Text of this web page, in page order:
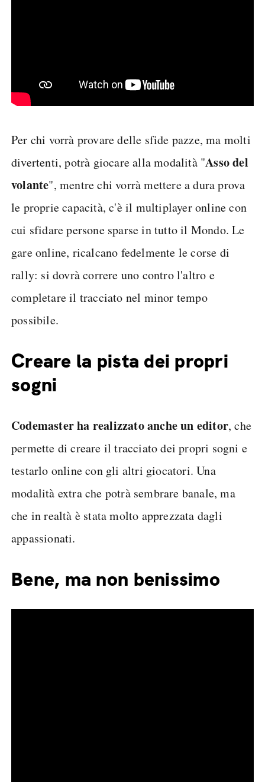
Per chi vorrà provare delle sfide pazze, ma molti
divertenti, potrà giocare alla modalità "Asso del
volante", mentre chi vorrà mettere a dura prova
le proprie capacità, c'è il multiplayer online con
cui sfidare persone sparse in tutto il Mondo. Le
gare online, ricalcano fedelmente le corse di
rally: si dovrà correre uno contro l'altro e
completare il tracciato nel minor tempo
possibile.
Creare la pista dei propri
sogni
Codemaster ha realizzato anche un editor, che
permette di creare il tracciato dei propri sogni e
testarlo online con gli altri giocatori. Una
modalità extra che potrà sembrare banale, ma
che in realtà è stata molto apprezzata dagli
appassionati.
Bene, ma non benissimo